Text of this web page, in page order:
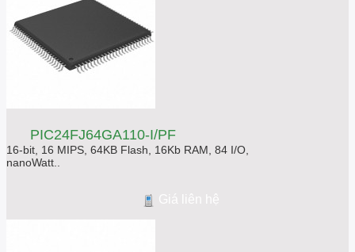
PIC24FJ64GA110-I/PF
16-bit, 16 MIPS, 64KB Flash, 16Kb RAM, 84 I/O,
nanoWatt..
Giá liên hệ